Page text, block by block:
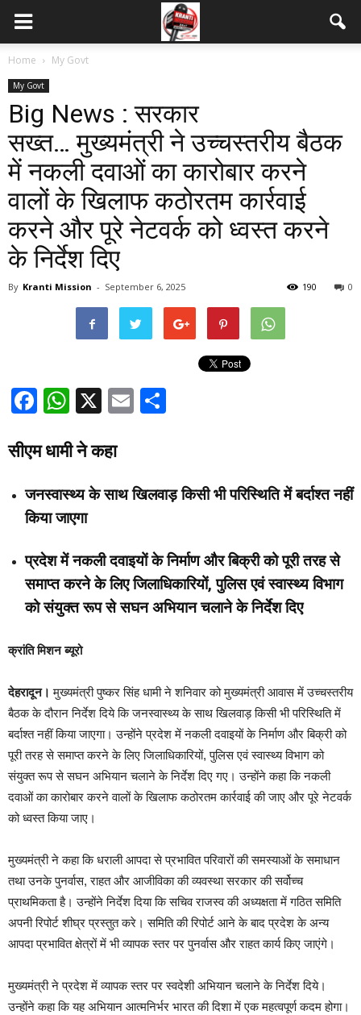
Home My Govt
My Govt
Big News : सरकार
सख्त… मुख्यमंत्री ने उच्चस्तरीय बैठक
में नकली दवाओं का कारोबार करने
वालों के खिलाफ कठोरतम कार्रवाई
करने और पूरे नेटवर्क को ध्वस्त करने
के निर्देश दिए
By Kranti Mission - September 6, 2025 0
190
Facebook
WhatsApp
X Email
सीएम धामी ने कहा
जनस्वास्थ्य के साथ खिलवाड़ किसी भी परिस्थिति में बर्दाश्त नहीं
किया जाएगा
प्रदेश में नकली दवाइयों के निर्माण और बिक्री को पूरी तरह से
समाप्त करने के लिए जिलाधिकारियों, पुलिस एवं स्वास्थ्य विभाग
को संयुक्त रूप से सघन अभियान चलाने के निर्देश दिए
क्रांति मिशन ब्यूरो
देहरादून। मुख्यमंत्री पुष्कर सिंह धामी ने शनिवार को मुख्यमंत्री आवास में उच्चस्तरीय
बैठक के दौरान निर्देश दिये कि जनस्वास्थ्य के साथ खिलवाड़ किसी भी परिस्थिति में
बर्दाश्त नहीं किया जाएगा। उन्होंने प्रदेश में नकली दवाइयों के निर्माण और बिक्री को
पूरी तरह से समाप्त करने के लिए जिलाधिकारियों, पुलिस एवं स्वास्थ्य विभाग को
संयुक्त रूप से सघन अभियान चलाने के निर्देश दिए गए। उन्होंने कहा कि नकली
दवाओं का कारोबार करने वालों के खिलाफ कठोरतम कार्रवाई की जाए और पूरे नेटवर्क
को ध्वस्त किया जाए।
मुख्यमंत्री ने कहा कि धराली आपदा से प्रभावित परिवारों की समस्याओं के समाधान
तथा उनके पुनर्वास, राहत और आजीविका की व्यवस्था सरकार की सर्वोच्च
प्राथमिकता है। उन्होंने निर्देश दिया कि सचिव राजस्व की अध्यक्षता में गठित समिति
अपनी रिपोर्ट शीघ्र प्रस्तुत करे। समिति की रिपोर्ट आने के बाद प्रदेश के अन्य
आपदा प्रभावित क्षेत्रों में भी व्यापक स्तर पर पुनर्वास और राहत कार्य किए जाएंगे।
मुख्यमंत्री ने प्रदेश में व्यापक स्तर पर स्वदेशी अभियान चलाने के निर्देश दिये।
उन्होंने कहा कि यह अभियान आत्मनिर्भर भारत की दिशा में एक महत्वपूर्ण कदम होगा।